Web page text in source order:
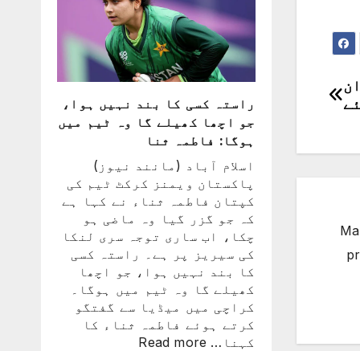
شکست
کے
بعد
لیونل
میسی
ٹیم
ساتھ
ارجنٹینا
واپس
کیوں
نہ
گئے؟
وجہ
سامنے
آ
گئی
راستہ کسی کا بند نہیں ہوا،
جو اچھا کھیلے گا وہ ٹیم میں
ہوگا: فاطمہ ثنا
اسلام آباد (مانند نیوز)
پاکستان ویمنز کرکٹ ٹیم کی
کپتان فاطمہ ثناء نے کہا ہے
کہ جو گزر گیا وہ ماضی ہو
چکا، اب ساری توجہ سری لنکا
کی سیریز پر ہے۔ راستہ کسی
کا بند نہیں ہوا، جو اچھا
کھیلے گا وہ ٹیم میں ہوگا۔
کراچی میں میڈیا سے گفتگو
کرتے ہوئے فاطمہ ثناء کا
کہنا… Read more
: